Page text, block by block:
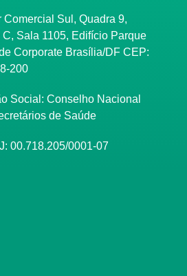
Comercial Sul, Quadra 9,
C, Sala 1105, Edifício Parque
Corporate Brasília/DF CEP:
200
Social: Conselho Nacional
de Saúde
00.718.205/0001-07